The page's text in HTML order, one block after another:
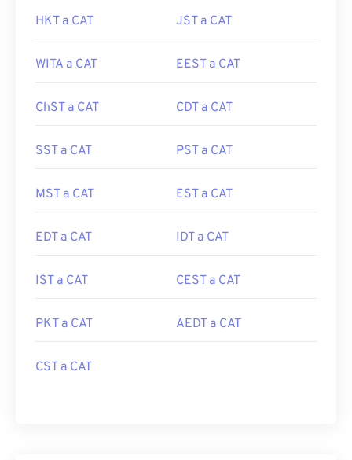
HKT a CAT JST a CAT
WITA a CAT EEST a CAT
ChST a CAT CDT a CAT
SST a CAT PST a CAT
MST a CAT EST a CAT
EDT a CAT IDT a CAT
IST a CAT CEST a CAT
PKT a CAT AEDT a CAT
CST a CAT